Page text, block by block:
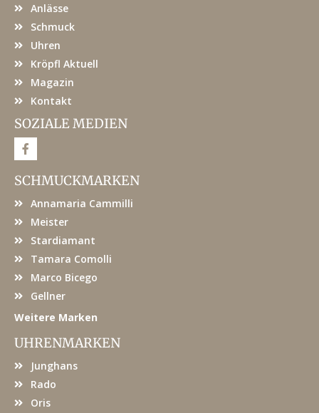
Anlässe
Schmuck
Uhren
Kröpfl Aktuell
Magazin
Kontakt
SOZIALE MEDIEN
F
a
e
b
o
SCHMUCKMARKEN
Annamaria Cammilli
Meister
Stardiamant
Tamara Comolli
Marco Bicego
Gellner
Weitere Marken
UHRENMARKEN
Junghans
Rado
Oris